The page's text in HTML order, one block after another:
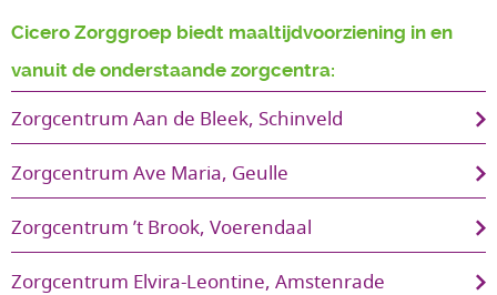
Cicero Zorggroep biedt maaltijdvoorziening in en
vanuit de onderstaande zorgcentra:
Zorgcentrum Aan de Bleek, Schinveld
Zorgcentrum Ave Maria, Geulle
Zorgcentrum ’t Brook, Voerendaal
Zorgcentrum Elvira-Leontine, Amstenrade